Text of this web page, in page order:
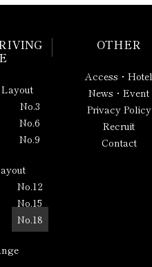
No.3
No.6
No.9
No.12
No.15
No.18
OTHER
Access・Hotel
News・Event
Privacy Policy
Recruit
Contact